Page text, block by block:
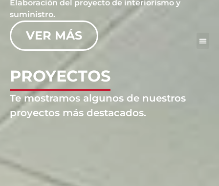
PROYECTOS
Te mostramos algunos de nuestros
proyectos más destacados.
Elaboración del proyecto de interiorismo y
suministro.
VER MÁS